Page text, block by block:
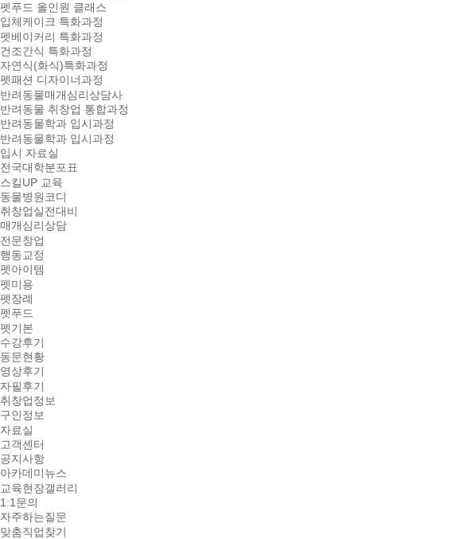
펫푸드 올인원 클래스
입체케이크 특화과정
펫베이커리 특화과정
건조간식 특화과정
자연식(화식)특화과정
펫패션 디자이너과정
반려동물매개심리상담사
반려동물 취창업 통합과정
반려동물학과 입시과정
반려동물학과 입시과정
입시 자료실
전국대학분포표
스킬UP 교육
동물병원코디
취창업실전대비
매개심리상담
전문창업
행동교정
펫아이템
펫미용
펫장례
펫푸드
펫기본
수강후기
동문현황
영상후기
자필후기
취창업정보
구인정보
자료실
고객센터
공지사항
아카데미뉴스
교육현장갤러리
1:1문의
자주하는질문
맞춤직업찾기